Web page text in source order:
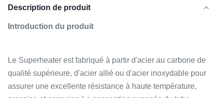
Description de produit
Introduction du produit
Le Superheater est fabriqué à partir d'acier au carbone de
qualité supérieure, d'acier allié ou d'acier inoxydable pour
assurer une excellente résistance à haute température,